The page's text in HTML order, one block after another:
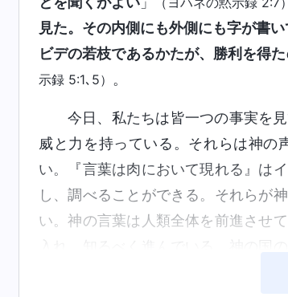
見た。その内側にも外側にも字が書
ビデの若枝であるかたが、勝利を得
示録 5:1､5） 。
今日、私たちは皆一つの事実を
威と力を持っている。それらは神の
い。『言葉は肉において現れる』は
し、調べることができる。それらが
い。神の言葉は人類全体を前進させ
一語が成就され、果たされるだろう